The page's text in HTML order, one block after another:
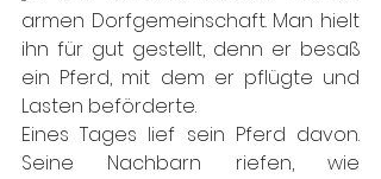
armen Dorfgemeinschaft. Man hielt
ihn für gut gestellt, denn er besaß
ein Pferd, mit dem er pflügte und
Lasten beförderte.
Eines Tages lief sein Pferd davon.
Seine Nachbarn riefen, wie